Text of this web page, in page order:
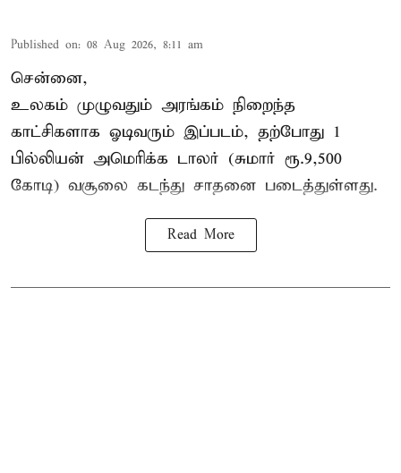
Published on: 08 Aug 2026, 8:11 am
சென்னை,
உலகம் முழுவதும் அரங்கம் நிறைந்த
காட்சிகளாக ஓடிவரும் இப்படம், தற்போது 1
பில்லியன் அமெரிக்க டாலர் (சுமார் ரூ.9,500
கோடி) வசூலை கடந்து சாதனை படைத்துள்ளது.
Read More